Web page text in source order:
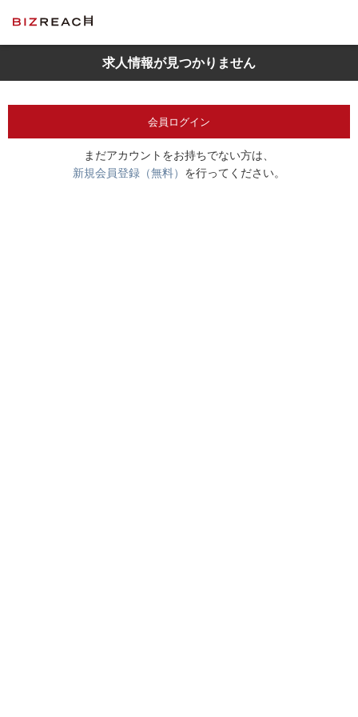
求人情報が見つかりません
会員ログイン
まだアカウントをお持ちでない方は、
新規会員登録（無料） を行ってください。